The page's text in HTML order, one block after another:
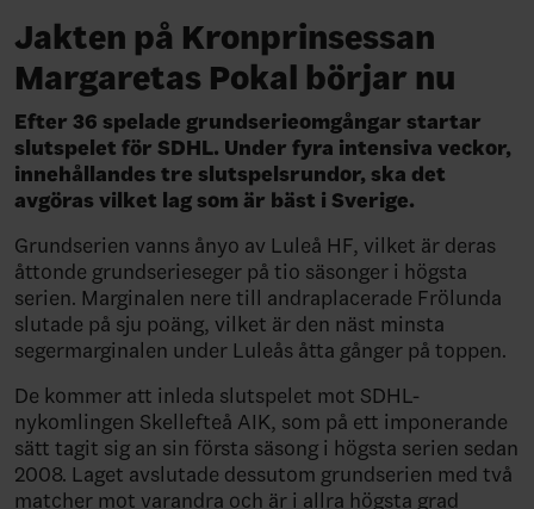
Jakten på Kronprinsessan
Margaretas Pokal börjar nu
Efter 36 spelade grundserieomgångar startar
slutspelet för SDHL. Under fyra intensiva veckor,
innehållandes tre slutspelsrundor, ska det
avgöras vilket lag som är bäst i Sverige.
Grundserien vanns ånyo av Luleå HF, vilket är deras
åttonde grundserieseger på tio säsonger i högsta
serien. Marginalen nere till andraplacerade Frölunda
slutade på sju poäng, vilket är den näst minsta
segermarginalen under Luleås åtta gånger på toppen.
De kommer att inleda slutspelet mot SDHL-
nykomlingen Skellefteå AIK, som på ett imponerande
sätt tagit sig an sin första säsong i högsta serien sedan
2008. Laget avslutade dessutom grundserien med två
matcher mot varandra och är i allra högsta grad